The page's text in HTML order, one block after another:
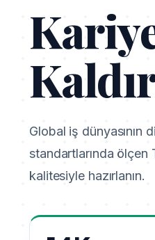
Global iş
standartlarında ölçen
kalitesiyle hazırlanın.